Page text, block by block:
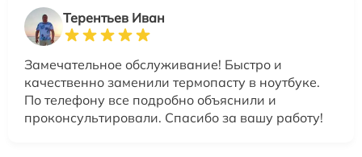
Терентьев Иван
Замечательное обслуживание! Быстро и
качественно заменили термопасту в ноутбуке.
По телефону все подробно объяснили и
проконсультировали. Спасибо за вашу работу!